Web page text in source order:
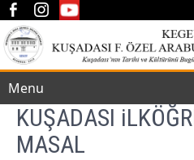
Menu
KUŞADASI
MASAL